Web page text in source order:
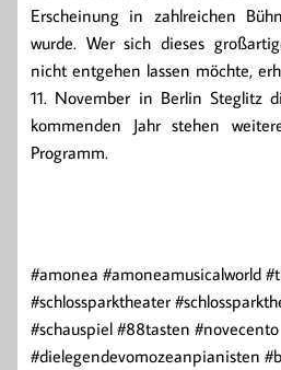
Erscheinung in zahlreichen
wurde. Wer sich dieses
nicht entgehen lassen möchte,
11. November in Berlin Steglitz
kommenden Jahr stehen
Programm.
#amonea #amoneamusicalworld
#schlossparktheater
#schauspiel #88tasten #novecento
#dielegendevomozeanpianisten